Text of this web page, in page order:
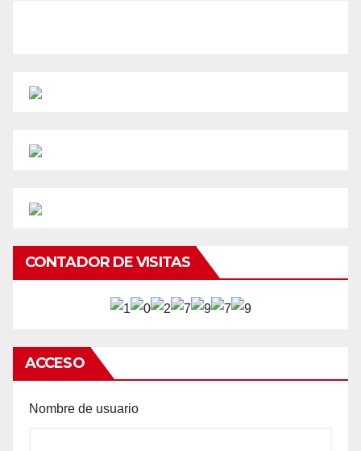
CONTADOR DE VISITAS
ACCESO
Nombre de usuario